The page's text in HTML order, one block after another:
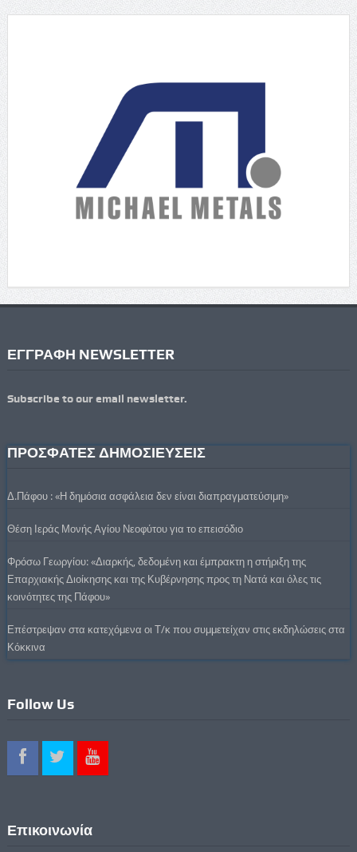
ΕΓΓΡΑΦΗ NEWSLETTER
Subscribe to our email newsletter.
ΠΡΟΣΦΑΤΕΣ ΔΗΜΟΣΙΕΥΣΕΙΣ
Δ.Πάφου : «Η δημόσια ασφάλεια δεν είναι διαπραγματεύσιμη»
Θέση Ιεράς Μονής Αγίου Νεοφύτου για το επεισόδιο
Φρόσω Γεωργίου: «Διαρκής, δεδομένη και έμπρακτη η στήριξη της
Επαρχιακής Διοίκησης και της Κυβέρνησης προς τη Νατά και όλες τις
κοινότητες της Πάφου»
Επέστρεψαν στα κατεχόμενα οι Τ/κ που συμμετείχαν στις εκδηλώσεις στα
Κόκκινα
Follow Us
Επικοινωνία